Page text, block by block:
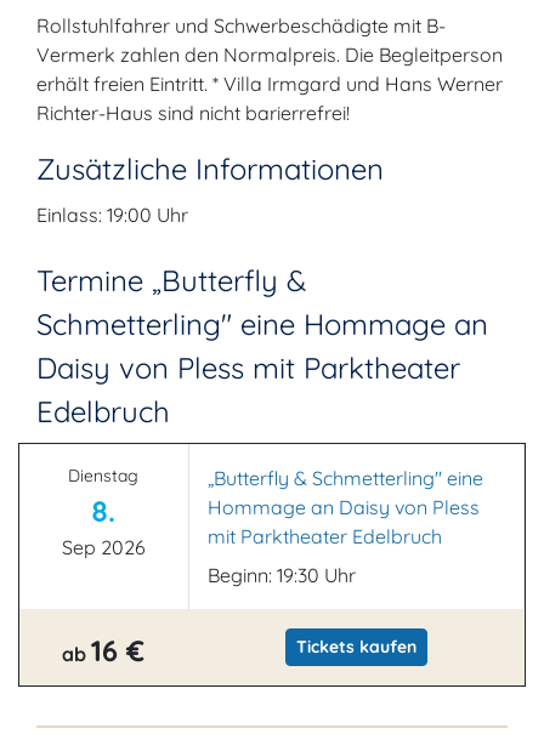
Rollstuhlfahrer und Schwerbeschädigte mit B-
Vermerk zahlen den Normalpreis. Die Begleitperson
erhält freien Eintritt. * Villa Irmgard und Hans Werner
Richter-Haus sind nicht barierrefrei!
Zusätzliche Informationen
Einlass: 19:00 Uhr
Termine „Butterfly &
Schmetterling" eine Hommage an
Daisy von Pless mit Parktheater
Edelbruch
Dienstag
8.
Sep 2026
„Butterfly & Schmetterling" eine
Hommage an Daisy von Pless
mit Parktheater Edelbruch
Beginn: 19:30 Uhr
ab16 € Tickets kaufen